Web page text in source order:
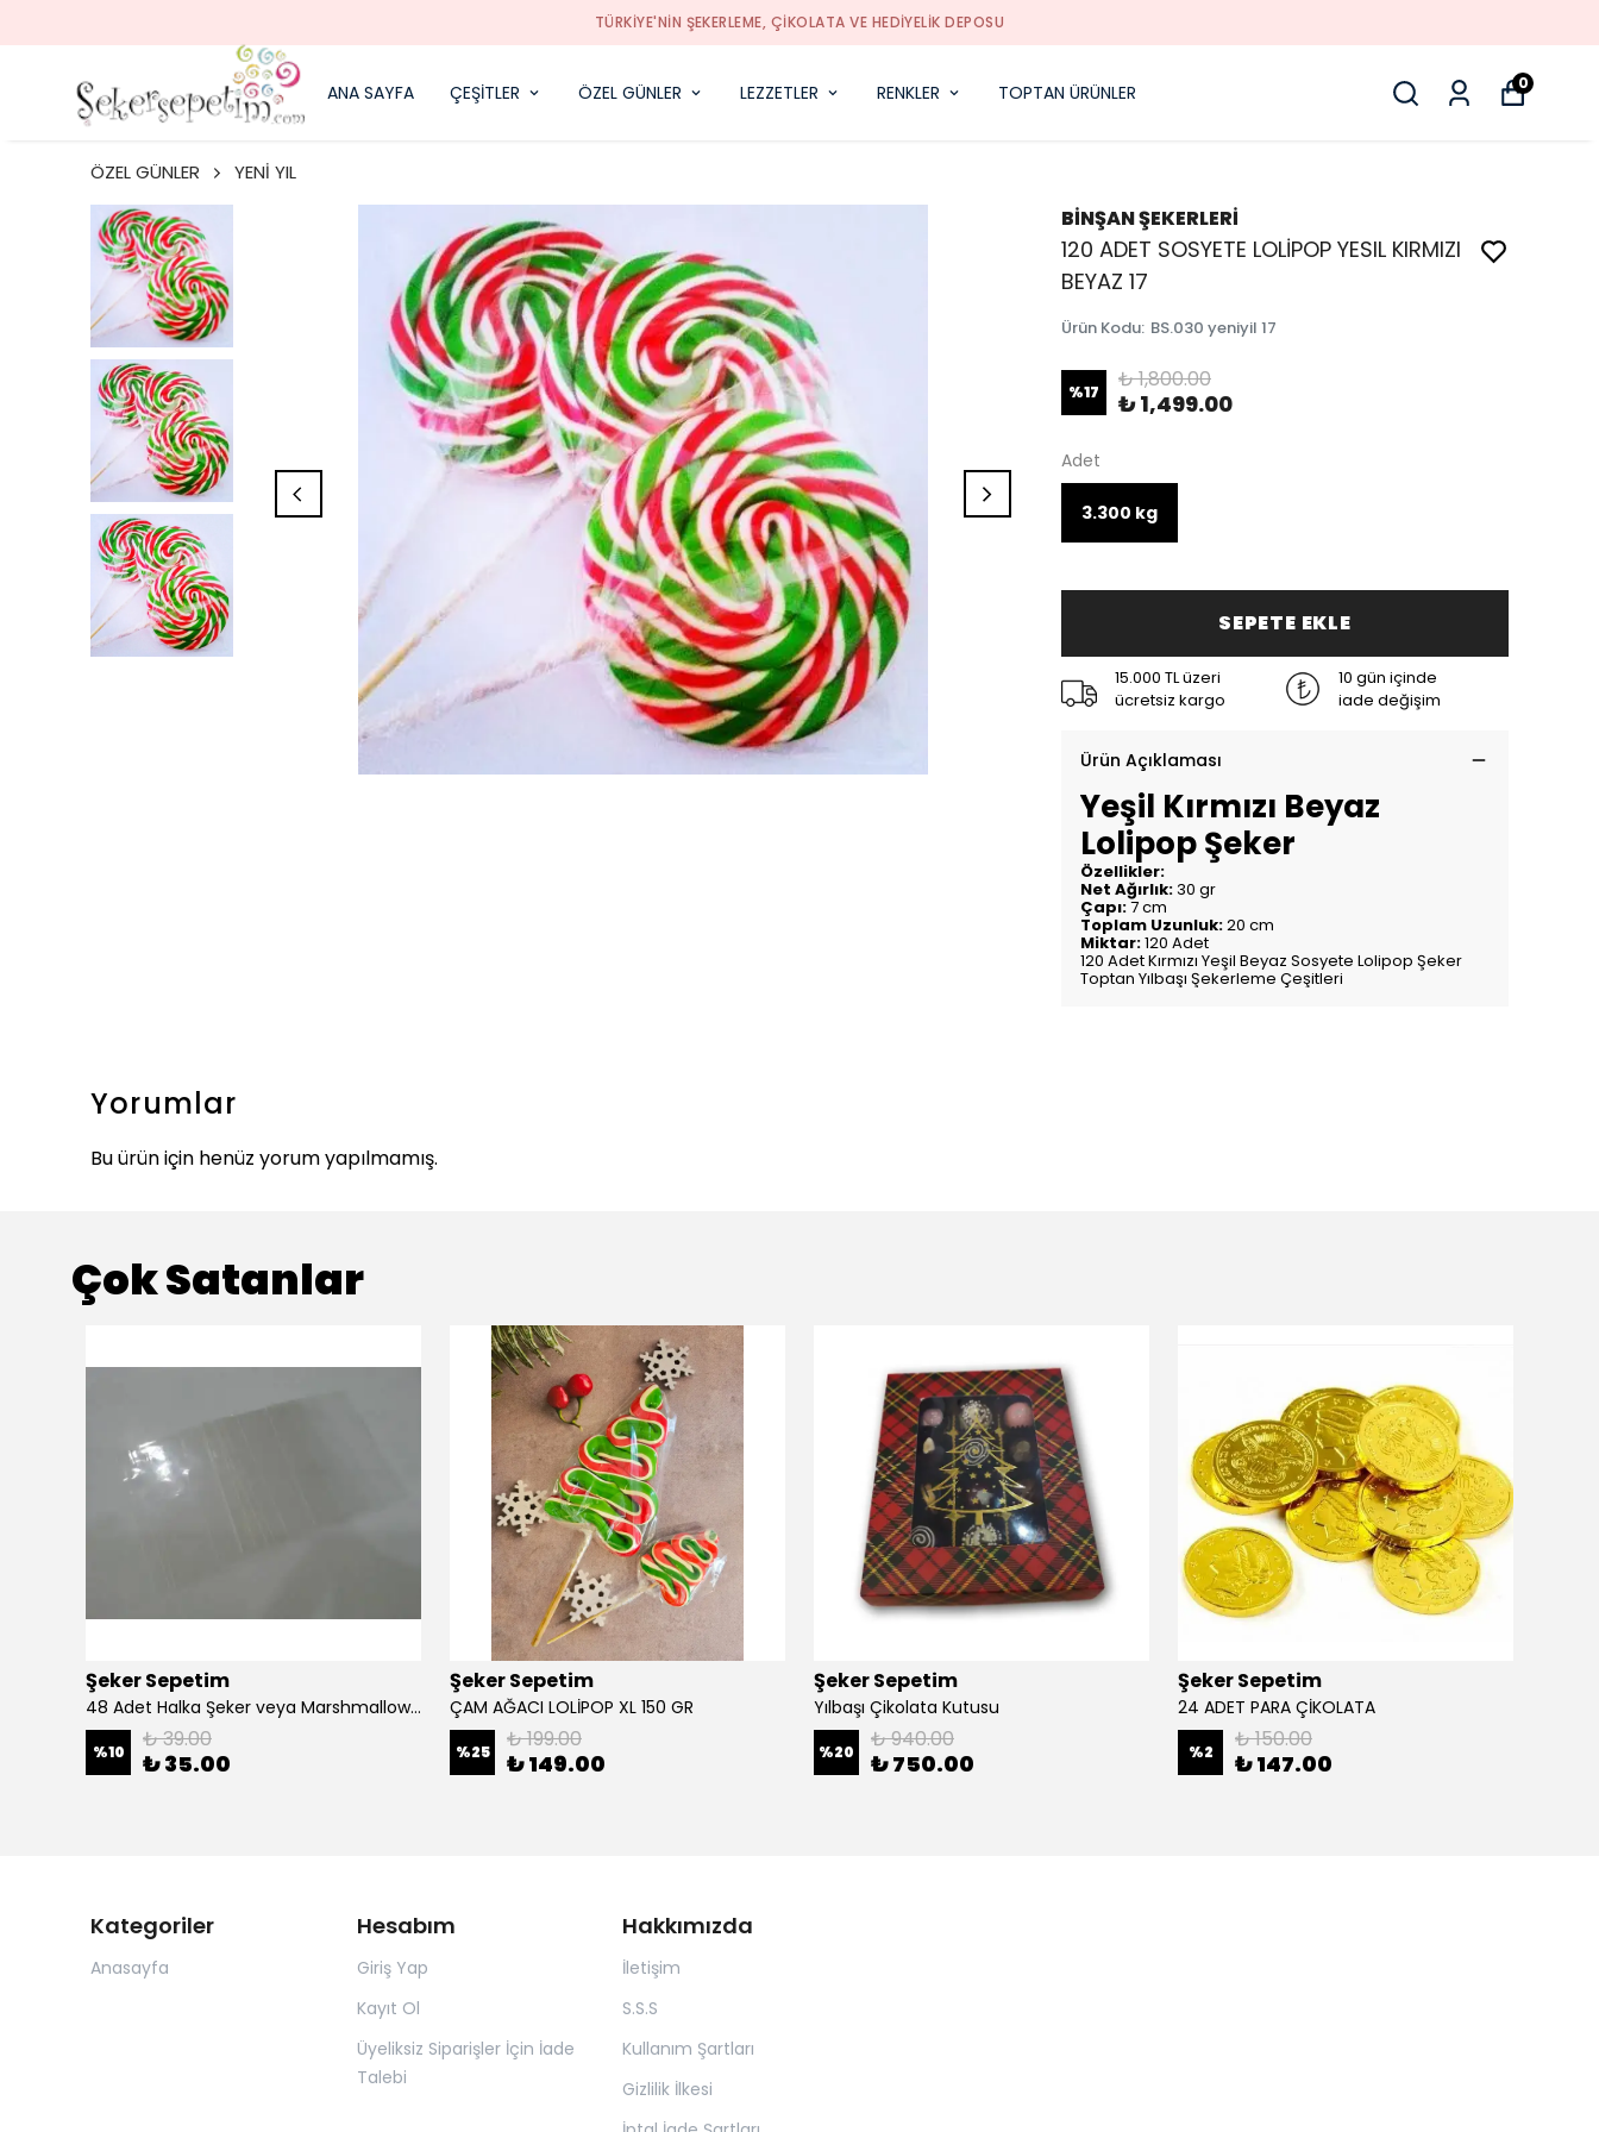
TÜRKIYE'NIN ŞEKERLEME, ÇIKOLATA VE HEDIYELIK DEPOSU
ANA SAYFA ÇEŞİTLER ÖZEL GÜNLER LEZZETLER RENKLER TOPTAN ÜRÜNLER 0
ÖZEL GÜNLER YENİ YIL
BİNŞAN ŞEKERLERİ
120 ADET SOSYETE LOLİPOP YESIL KIRMIZI
BEYAZ 17
Ürün Kodu: BS.030 yeniyil 17
%17 ₺ 1,800.00
₺ 1,499.00
Adet
3.300 kg
SEPETE EKLE
15.000 TL üzeri
ücretsiz kargo
10 gün içinde
iade değişim
Ürün Açıklaması
Yeşil Kırmızı Beyaz
Lolipop Şeker
Özellikler:
Net Ağırlık:30 gr
Çapı:7 cm
Toplam Uzunluk:20 cm
Miktar:120 Adet
120 Adet Kırmızı Yeşil Beyaz Sosyete Lolipop Şeker
Toptan Yılbaşı Şekerleme Çeşitleri
Yorumlar
Bu ürün için henüz yorum yapılmamış.
Çok Satanlar
Şeker Sepetim
48 Adet Halka Şeker veya Marshmallow Poşeti
%10 ₺ 39.00
₺ 35.00
Şeker Sepetim
ÇAM AĞACI LOLİPOP XL 150 GR
%25 ₺ 199.00
₺ 149.00
Şeker Sepetim
Yılbaşı Çikolata Kutusu
%20 ₺ 940.00
₺ 750.00
Şeker Sepetim
24 ADET PARA ÇİKOLATA
%2 ₺ 150.00
₺ 147.00
Kategoriler
Anasayfa
Hesabım
Giriş Yap
Kayıt Ol
Üyeliksiz Siparişler İçin İade
Talebi
Hakkımızda
İletişim
S.S.S
Kullanım Şartları
Gizlilik İlkesi